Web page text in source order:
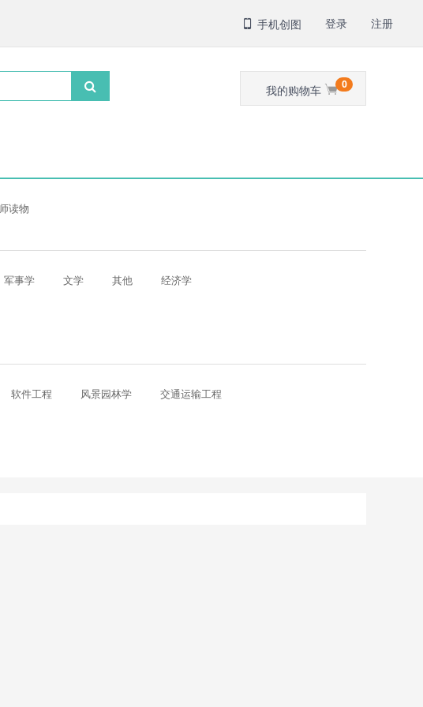
手机创图 登录 注册
我的购物车 0
读物
军事学 文学 其他 经济学
软件工程 风景园林学 交通运输工程